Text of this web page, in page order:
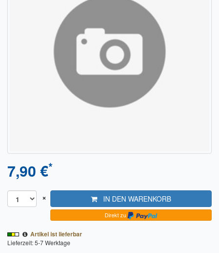
Räder Finder
Luftschrauben Finder
Sendungsverfolgung DHL
Sendungsverfolgung DPD
Verfügbarkeitsanzeige
Widerrufsbelehrung für den Verkauf von Waren / Muster-
Widerrufsformular
Widerrufsformular
AGB und Kundeninformationen
Datenschutzerklärung
7,90 €*
× IN DEN WARENKORB
Direkt zu
Artikel ist lieferbar
Lieferzeit: 5-7 Werktage